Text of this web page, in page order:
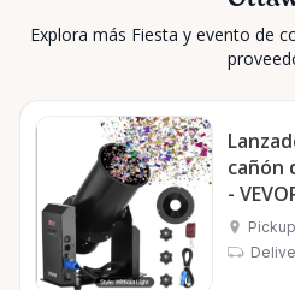
Explora más Fiesta y evento de
cañón
-
de